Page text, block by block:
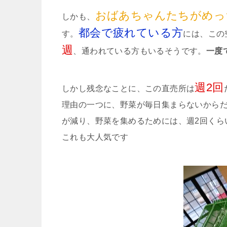
しかも、 おばあちゃんたちがめ
す。 都会で疲れている方には、この
週 、通われている方もいるそうです。 一度
しかし残念なことに、この直売所は週2回
理由の一つに、野菜が毎日集まらないから
が減り、野菜を集めるためには、週2回く
これも大人気です